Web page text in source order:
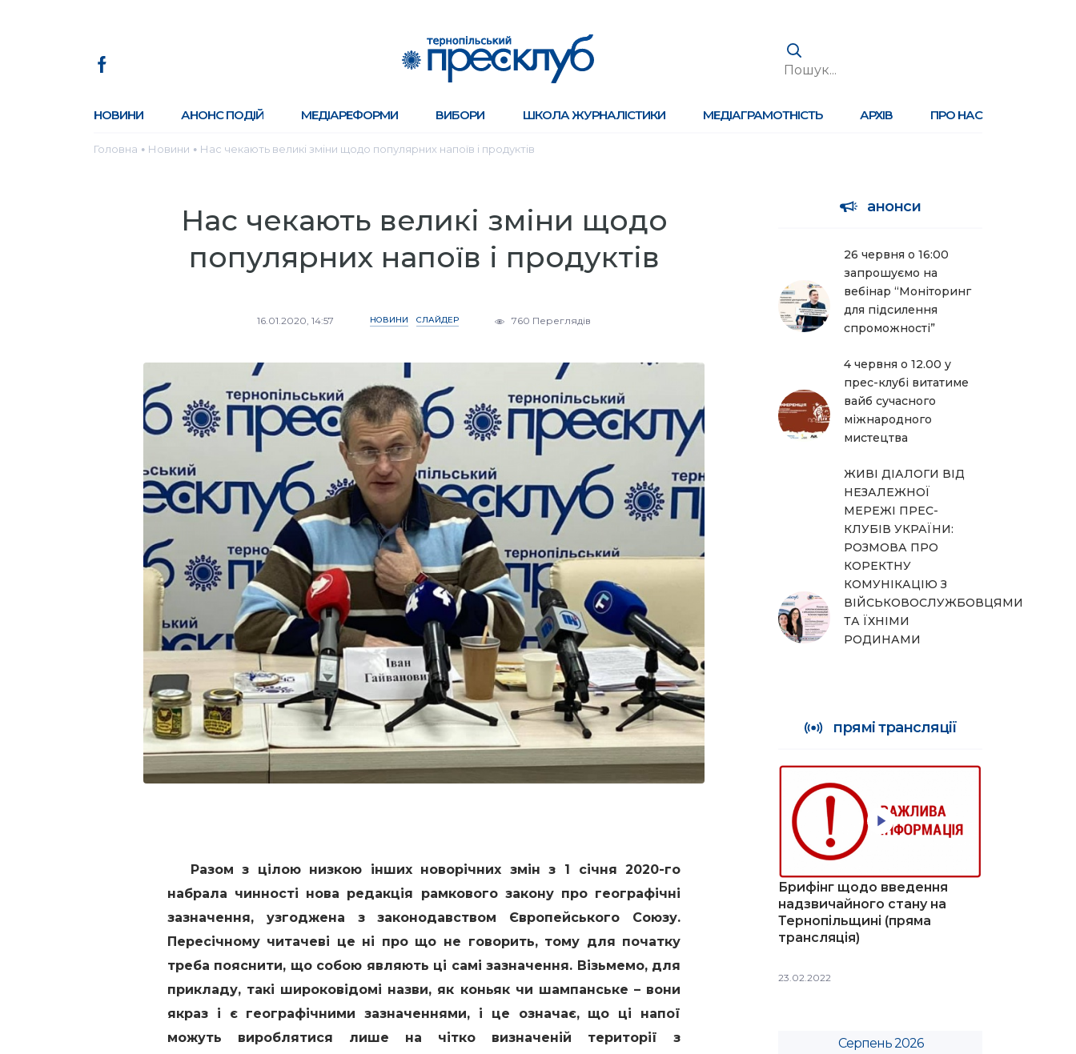
НОВИНИ АНОНС ПОДІЙ МЕДІАРЕФОРМИ ВИБОРИ ШКОЛА ЖУРНАЛІСТИКИ МЕДІАГРАМОТНІСТЬ АРХІВ ПРО НАС
Головна ● Новини ● Нас чекають великі зміни щодо популярних напоїв і продуктів
Нас чекають великі зміни щодо
популярних напоїв і продуктів
16.01.2020, 14:57 НОВИНИ СЛАЙДЕР 760 Переглядів
Разом з цілою низкою інших новорічних змін з 1 січня 2020-го
набрала чинності нова редакція рамкового закону про географічні
зазначення, узгоджена з законодавством Європейського Союзу.
Пересічному читачеві це ні про що не говорить, тому для початку
треба пояснити, що собою являють ці самі зазначення. Візьмемо, для
прикладу, такі широковідомі назви, як коньяк чи шампанське – вони
якраз і є географічними зазначеннями, і це означає, що ці напої
можуть вироблятися лише на чітко визначеній території з
анонси
26 червня о 16:00
запрошуємо на
вебінар “Моніторинг
для підсилення
спроможності”
4 червня о 12.00 у
прес-клубі витатиме
вайб сучасного
міжнародного
мистецтва
ЖИВІ ДІАЛОГИ ВІД
НЕЗАЛЕЖНОЇ
МЕРЕЖІ ПРЕС-
КЛУБІВ УКРАЇНИ:
РОЗМОВА ПРО
КОРЕКТНУ
КОМУНІКАЦІЮ З
ВІЙСЬКОВОСЛУЖБОВЦЯМИ
ТА ЇХНІМИ
РОДИНАМИ
прямі трансляції
Брифінг щодо введення
надзвичайного стану на
Тернопільщині (пряма
трансляція)
23.02.2022
Серпень 2026